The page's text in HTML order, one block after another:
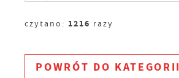
czytano: 1216 razy
POWRÓT DO KATEGORII